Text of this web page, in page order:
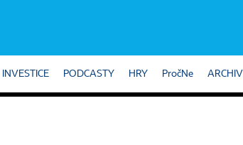
INVESTICE PODCASTY HRY PročNe ARCHIV